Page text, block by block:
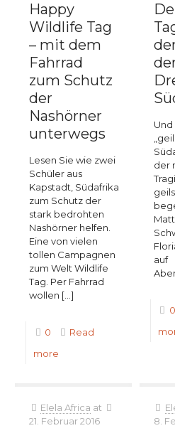
Happy
Wildlife Tag
– mit dem
Fahrrad
zum Schutz
der
Nashörner
unterwegs
Lesen Sie wie zwei
Schüler aus
Kapstadt, Südafrika
zum Schutz der
stark bedrohten
Nashörner helfen.
Eine von vielen
tollen Campagnen
zum Welt Wildlife
Tag. Per Fahrrad
wollen […]
0
Read
more
der
auf
0
Elela Africa at
21. Februar 2016
8.